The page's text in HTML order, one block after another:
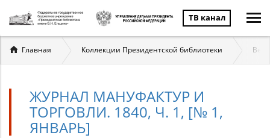
ТВ канал
Вы
здесь
Главная Коллекции Президентской библиотеки
ЖУРНАЛ МАНУФАКТУР И
ТОРГОВЛИ. 1840, Ч. 1, [№ 1,
ЯНВАРЬ]